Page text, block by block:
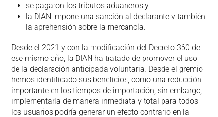
se pagaron los tributos aduaneros y
la DIAN impone una sanción al declarante y también
la aprehensión sobre la mercancía.
Desde el 2021 y con la modificación del Decreto 360 de
ese mismo año, la DIAN ha tratado de promover el uso
de la declaración anticipada voluntaria. Desde el gremio
hemos identificado sus beneficios, como una reducción
importante en los tiempos de importación, sin embargo,
implementarla de manera inmediata y total para todos
los usuarios podría generar un efecto contrario en la